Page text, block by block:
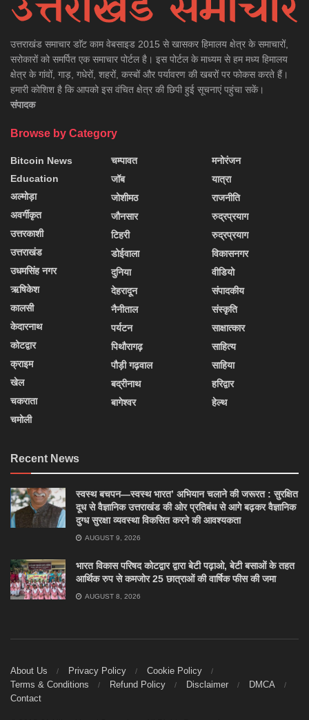
उत्तराखंड समाचार डाॅट काम वेबसाइड 2015 से खासकर हिमालय क्षेत्र के समाचारों,
सरोकारों को समर्पित एक समाचार पोर्टल है। इस पोर्टल के माध्यम से हम मध्य हिमालय
क्षेत्र के गांवों, गाड़, गधेरों, शहरों, कस्बों और पर्यावरण की खबरों पर फोकस करते हैं।
हमारी कोशिश है कि आपको इस वंचित क्षेत्र की छिपी हुई सूचनाएं पहुंचा सकें।
संपादक
Browse by Category
Bitcoin News
Education
अल्मोड़ा
अवर्गीकृत
उत्तरकाशी
उत्तराखंड
उधमसिंह नगर
ऋषिकेश
कालसी
केदारनाथ
कोटद्वार
क्राइम
खेल
चकराता
चमोली
चम्पावत
जॉब
जोशीमठ
जौनसार
टिहरी
डोईवाला
दुनिया
देहरादून
नैनीताल
पर्यटन
पिथौरागढ़
पौड़ी गढ़वाल
बद्रीनाथ
बागेश्वर
मनोरंजन
यात्रा
राजनीति
रुद्रप्रयाग
रुद्रप्रयाग
विकासनगर
वीडियो
संपादकीय
संस्कृति
साक्षात्कार
साहित्य
साहिया
हरिद्वार
हेल्थ
Recent News
स्वस्थ बचपन—स्वस्थ भारत’ अभियान चलाने की जरूरत : सुरक्षित
दूध से वैज्ञानिक उत्तराखंड की ओर प्रतिबंध से आगे बढ़कर वैज्ञानिक
दुग्ध सुरक्षा व्यवस्था विकसित करने की आवश्यकता
AUGUST 9, 2026
भारत विकास परिषद कोटद्वार द्वारा बेटी पढ़ाओ, बेटी बसाओं के तहत
आर्थिक रुप से कमजोर 25 छात्राओं की वार्षिक फीस की जमा
AUGUST 8, 2026
About Us Privacy Policy
Cookie Policy
Terms & Conditions
Refund Policy Disclaimer
DMCA
Contact